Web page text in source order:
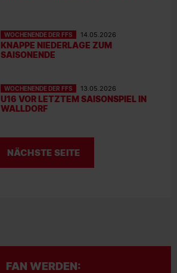
WOCHENENDE DER FFS 14.05.2026
KNAPPE NIEDERLAGE ZUM
SAISONENDE
WOCHENENDE DER FFS 13.05.2026
U16 VOR LETZTEM SAISONSPIEL IN
WALLDORF
NÄCHSTE SEITE
FAN WERDEN: